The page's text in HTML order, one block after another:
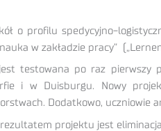
o profilu spedycyjno-
w zakładzie pracy”
testowana po raz pierwszy
i w Duisburgu. Nowy
Dodatkowo, uczniowie
projektu jest